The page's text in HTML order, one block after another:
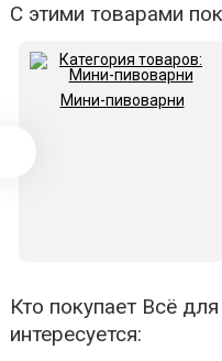
С этими товарами
Мини-пивоварни
Кто покупает Всё
интересуется: